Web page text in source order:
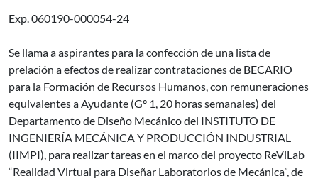
Exp. 060190-000054-24
Se llama a aspirantes para la confección de una lista de
prelación a efectos de realizar contrataciones de BECARIO
para la Formación de Recursos Humanos, con remuneraciones
equivalentes a Ayudante (G° 1, 20 horas semanales) del
Departamento de Diseño Mecánico del INSTITUTO DE
INGENIERÍA MECÁNICA Y PRODUCCIÓN INDUSTRIAL
(IIMPI), para realizar tareas en el marco del proyecto ReViLab
“Realidad Virtual para Diseñar Laboratorios de Mecánica”, de